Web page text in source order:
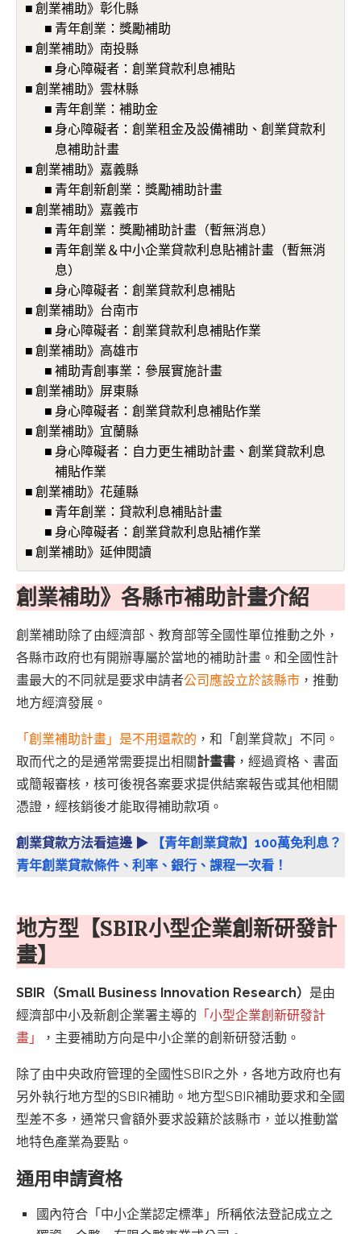
創業補助》彰化縣
青年創業：獎勵補助
創業補助》南投縣
身心障礙者：創業貸款利息補貼
創業補助》雲林縣
青年創業：補助金
身心障礙者：創業租金及設備補助、創業貸款利
息補助計畫
創業補助》嘉義縣
青年創新創業：獎勵補助計畫
創業補助》嘉義市
青年創業：獎勵補助計畫（暫無消息）
青年創業＆中小企業貸款利息貼補計畫（暫無消
息）
身心障礙者：創業貸款利息補貼
創業補助》台南市
身心障礙者：創業貸款利息補貼作業
創業補助》高雄市
補助青創事業：參展實施計畫
創業補助》屏東縣
身心障礙者：創業貸款利息補貼作業
創業補助》宜蘭縣
身心障礙者：自力更生補助計畫、創業貸款利息
補貼作業
創業補助》花蓮縣
青年創業：貸款利息補貼計畫
身心障礙者：創業貸款利息貼補作業
創業補助》延伸閱讀
創業補助》各縣市補助計畫介紹
創業補助除了由經濟部、教育部等全國性單位推動之外，
各縣市政府也有開辦專屬於當地的補助計畫。和全國性計
畫最大的不同就是要求申請者公司應設立於該縣市 ，推動
地方經濟發展。
「創業補助計畫」是不用還款的 ，和「創業貸款」不同。
取而代之的是通常需要提出相關計畫書 ，經過資格、書面
或簡報審核，核可後視各案要求提供結案報告或其他相關
憑證，經核銷後才能取得補助款項。
創業貸款方法看這邊 ▶
【青年創業貸款】100萬免利息？
青年創業貸款條件、利率、銀行、課程一次看！
地方型【SBIR小型企業創新研發計
畫】
SBIR（Small Business Innovation Research） 是由
經濟部中小及新創企業署主導的 「小型企業創新研發計
畫」
，主要補助方向是中小企業的創新研發活動。
除了由中央政府管理的全國性SBIR之外，各地方政府也有
另外執行地方型的SBIR補助。地方型SBIR補助要求和全國
型差不多，通常只會額外要求設籍於該縣市，並以推動當
地特色產業為要點。
通用申請資格
國內符合「中小企業認定標準」所稱依法登記成立之